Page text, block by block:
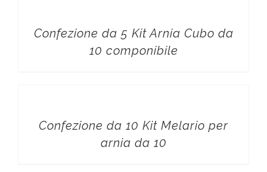
Confezione da 5 Kit Arnia Cubo da
10 componibile
Confezione da 10 Kit Melario per
arnia da 10